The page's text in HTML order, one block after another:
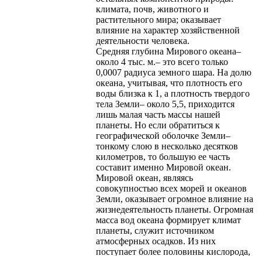
климата, почв, животного и
растительного мира; оказывает
влияние на характер хозяйственной
деятельности человека.
Средняя глубина Мирового океана–
около 4 тыс. м.– это всего только
0,0007 радиуса земного шара. На долю
океана, учитывая, что плотность его
воды близка к 1, а плотность твердого
тела Земли– около 5,5, приходится
лишь малая часть массы нашей
планеты. Но если обратиться к
географической оболочке Земли–
тонкому слою в несколько десятков
километров, то большую ее часть
составит именно Мировой океан.
Мировой океан, являясь
совокупностью всех морей и океанов
Земли, оказывает огромное влияние на
жизнедеятельность планеты. Огромная
масса вод океана формирует климат
планеты, служит источником
атмосферных осадков. Из них
поступает более половины кислорода,